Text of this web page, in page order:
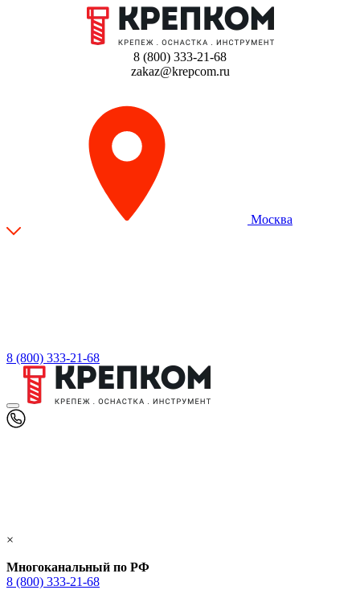
8 (800) 333-21-68
zakaz@krepcom.ru
Москва
8 (800) 333-21-68
×
Многоканальный по РФ
8 (800) 333‑21-68